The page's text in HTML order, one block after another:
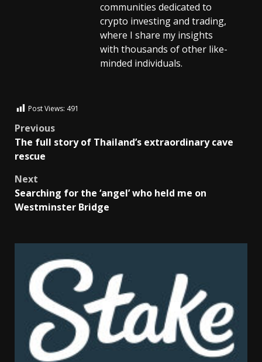
communities dedicated to
crypto investing and trading,
where I share my insights
with thousands of other like-
minded individuals.
Post Views: 491
Previous
The full story of Thailand’s extraordinary cave
rescue
Next
Searching for the ‘angel’ who held me on
Westminster Bridge